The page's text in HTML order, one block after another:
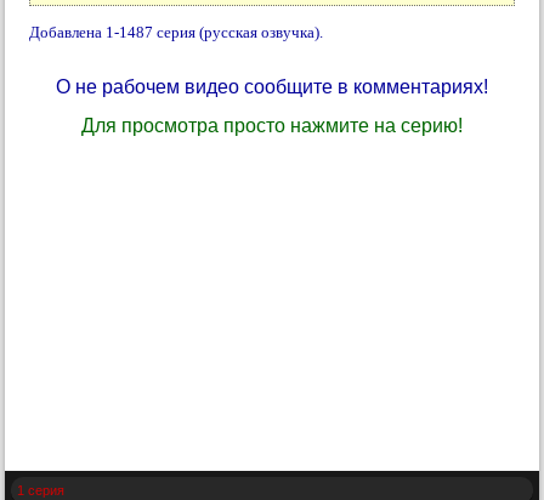
Добавлена 1-1487 серия (русская озвучка).
О не рабочем видео сообщите в комментариях!
Для просмотра просто нажмите на серию!
1 серия